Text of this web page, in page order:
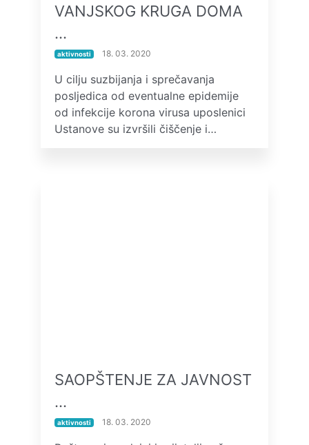
VANJSKOG KRUGA DOMA
…
aktivnosti 18. 03. 2020
U cilju suzbijanja i sprečavanja
posljedica od eventualne epidemije
od infekcije korona virusa uposlenici
Ustanove su izvršili čiščenje i…
SAOPŠTENJE ZA JAVNOST
…
aktivnosti 18. 03. 2020